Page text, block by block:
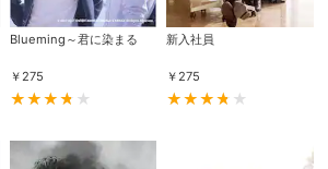
Blueming～君に染まる
￥ 275
新入社員
￥ 275